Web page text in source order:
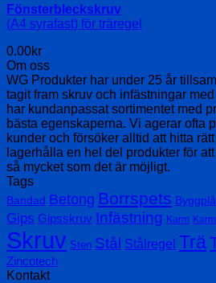
Fönsterbleckskruv
(A4 syrafast) för träregel
0.00kr
Om oss
WG Produkter har under 25 år
tagit fram skruv och infästningar
har kundanpassat sortimentet med
bästa egenskaperna. Vi agerar ofta
kunder och försöker alltid att hitta
lagerhålla en hel del produkter för
så mycket som det är möjligt.
Tags
Bandad Betong Borrspets
Gips Gipsskruv Infästning Karm
Skruv Sten Stål Stålregel Trä
Zincotech
Kontakt